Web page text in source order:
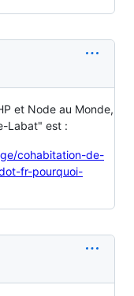
et Node au Monde,
Labat" est :
cohabitation-de-
fr-pourquoi-